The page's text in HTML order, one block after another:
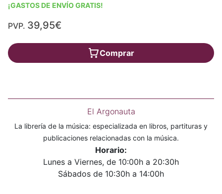
¡GASTOS DE ENVÍO GRATIS!
PVP. 39,95€
Comprar
El Argonauta
La librería de la música: especializada en libros, partituras y
publicaciones relacionadas con la música.
Horario:
Lunes a Viernes, de 10:00h a 20:30h
Sábados de 10:30h a 14:00h